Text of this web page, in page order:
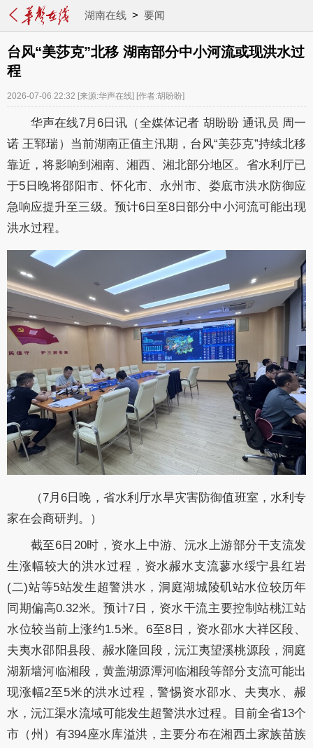
湖南在线> 要闻
台风“美莎克”北移 湖南部分中小河流或现洪水过
程
2026-07-06 22:32 [来源:华声在线] [作者:胡盼盼]
华声在线7月6日讯（全媒体记者 胡盼盼 通讯员 周一
诺 王郓瑞）当前湖南正值主汛期，台风“美莎克”持续北移
靠近，将影响到湘南、湘西、湘北部分地区。省水利厅已
于5日晚将邵阳市、怀化市、永州市、娄底市洪水防御应
急响应提升至三级。预计6日至8日部分中小河流可能出现
洪水过程。
（7月6日晚，省水利厅水旱灾害防御值班室，水利专
家在会商研判。）
截至6日20时，资水上中游、沅水上游部分干支流发
生涨幅较大的洪水过程，资水赧水支流蓼水绥宁县红岩
(二)站等5站发生超警洪水，洞庭湖城陵矶站水位较历年
同期偏高0.32米。预计7日，资水干流主要控制站桃江站
水位较当前上涨约1.5米。6至8日，资水邵水大祥区段、
夫夷水邵阳县段、赧水隆回段，沅江夷望溪桃源段，洞庭
湖新墙河临湘段，黄盖湖源潭河临湘段等部分支流可能出
现涨幅2至5米的洪水过程，警惕资水邵水、夫夷水、赧
水，沅江渠水流域可能发生超警洪水过程。目前全省13个
市（州）有394座水库溢洪，主要分布在湘西土家族苗族